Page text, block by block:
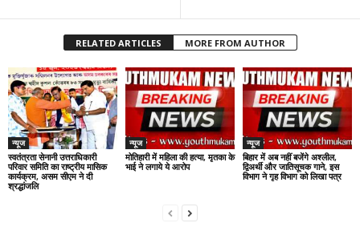
RELATED ARTICLES MORE FROM AUTHOR
न्यूज
स्वतंत्रता सेनानी उत्तराधिकारी
परिवार समिति का राष्ट्रीय मासिक
कार्यक्रम, असम सीएम ने दी
श्रद्धांजलि
न्यूज
मोतिहारी में महिला की हत्या, मृतका के
भाई ने लगाये ये आरोप
न्यूज
बिहार में अब नहीं बजेंगे अश्लील,
द्विअर्थी और जातिसूचक गाने, इस
विभाग ने गृह विभाग को लिखा पत्र